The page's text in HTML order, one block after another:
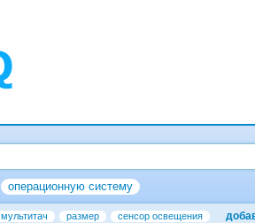
операционную систему
мультитач размер сенсор освещения